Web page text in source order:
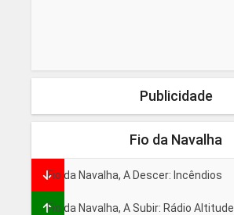
Publicidade
Fio da Navalha
Fio da Navalha, A Descer: Incêndios
Fio da Navalha, A Subir: Rádio Altitude